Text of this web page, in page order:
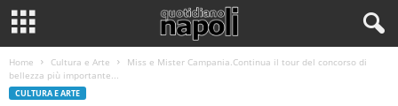
Home Cultura e Arte
Miss e Mister Campania.Continua il tour del concorso di
bellezza più importante...
CULTURA E ARTE